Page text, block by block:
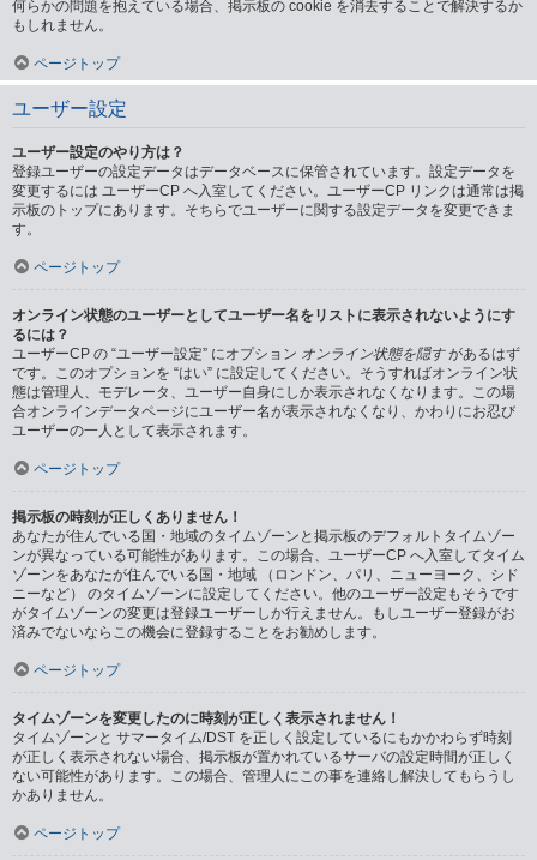
何らかの問題を抱えている場合、掲示板の cookie を消去することで解決するか
もしれません。
ページトップ
ユーザー設定
ユーザー設定のやり方は？
登録ユーザーの設定データはデータベースに保管されています。設定データを
変更するには ユーザーCP へ入室してください。ユーザーCP リンクは通常は掲
示板のトップにあります。そちらでユーザーに関する設定データを変更できま
す。
ページトップ
オンライン状態のユーザーとしてユーザー名をリストに表示されないようにす
るには？
ユーザーCP の “ユーザー設定” にオプション オンライン状態を隠すがあるはず
です。このオプションを “はい” に設定してください。そうすればオンライン状
態は管理人、モデレータ、ユーザー自身にしか表示されなくなります。この場
合オンラインデータページにユーザー名が表示されなくなり、かわりにお忍び
ユーザーの一人として表示されます。
ページトップ
掲示板の時刻が正しくありません！
あなたが住んでいる国・地域のタイムゾーンと掲示板のデフォルトタイムゾー
ンが異なっている可能性があります。この場合、ユーザーCP へ入室してタイム
ゾーンをあなたが住んでいる国・地域 （ロンドン、パリ、ニューヨーク、シド
ニーなど） のタイムゾーンに設定してください。他のユーザー設定もそうです
がタイムゾーンの変更は登録ユーザーしか行えません。もしユーザー登録がお
済みでないならこの機会に登録することをお勧めします。
ページトップ
タイムゾーンを変更したのに時刻が正しく表示されません！
タイムゾーンと サマータイム/DST を正しく設定しているにもかかわらず時刻
が正しく表示されない場合、掲示板が置かれているサーバの設定時間が正しく
ない可能性があります。この場合、管理人にこの事を連絡し解決してもらうし
かありません。
ページトップ